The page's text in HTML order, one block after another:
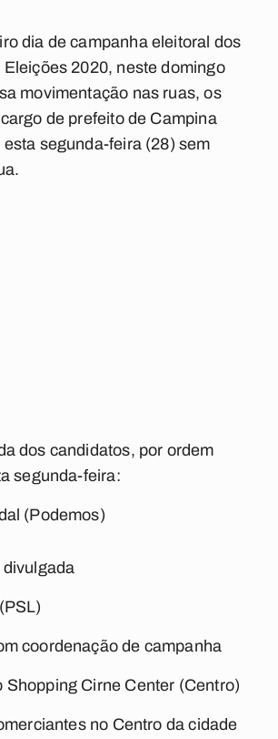
dia de campanha eleitoral dos
2020, neste domingo
movimentação nas ruas, os
de prefeito de Campina
segunda-feira (28) sem
dos candidatos, por ordem
segunda-feira:
(Podemos)
coordenação de campanha
Shopping Cirne Center (Centro)
no Centro da cidade